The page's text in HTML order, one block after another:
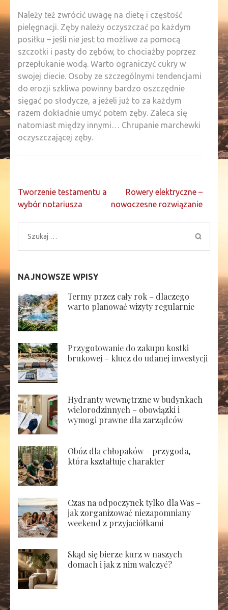
Należy też zwrócić uwagę na dietę i częstość
pielęgnacji. Zęby należy oczyszczać po każdym
posiłku – jeśli nie jest to możliwe za pomocą
szczotki i pasty do zębów, to chociażby poprzez
przepłukanie wodą. Warto ograniczyć cukry w
swojej diecie. Osoby ze szczególnymi tendencjami
do erozji szkliwa powinny bardzo oszczędnie
sięgać po słodycze, a jeżeli już to za każdym
razem dokładnie umyć potem zęby. Zaleca się
natomiast między innymi… Chrupanie marchewki
oczyszczającej zęby.
Nawigacja
wpisu
Tworzenie testamentu a
wybór notariusza
Rowery elektryczne –
nowoczesne rozwiązanie
Szukaj:
NAJNOWSZE WPISY
Termy przez cały rok – dlaczego
warto planować wizyty regularnie
Przygotowanie do zakupu kostki
brukowej – klucz do udanej inwestycji
Hydranty wewnętrzne w budynkach
wielorodzinnych – obowiązki i
wymogi prawne dla zarządców
Obóz dla chłopaków – przygoda,
która kształtuje charakter
Czas na odpoczynek tylko dla Was –
jak zorganizować niezapomniany
weekend z przyjaciółkami
Skąd się bierze kurz w naszych
domach i jak z nim walczyć?